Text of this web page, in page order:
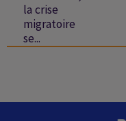
la crise
migratoire
se...